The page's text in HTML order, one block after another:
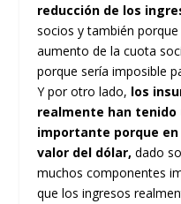
reducción de los
socios y también
aumento de la cuota
porque sería imposible
Y por otro lado, los
realmente han tenido
importante porque
valor del dólar, dado
muchos componentes
que los ingresos